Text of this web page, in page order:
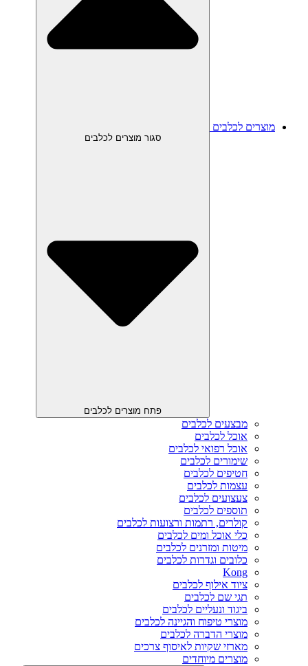
מוצרים לכלבים
סגור מוצרים לכלבים
פתח מוצרים לכלבים
מבצעים לכלבים
אוכל לכלבים
אוכל רפואי לכלבים
שימורים לכלבים
חטיפים לכלבים
עצמות לכלבים
צעצועים לכלבים
תוספים לכלבים
קולרים, רתמות ורצועות לכלבים
כלי אוכל ומים לכלבים
מיטות ומזרנים לכלבים
כלובים וגדרות לכלבים
Kong
ציוד אילוף לכלבים
תגי שם לכלבים
ביגוד ונעליים לכלבים
מוצרי טיפוח והגיינה לכלבים
מוצרי הדברה לכלבים
מארזי שקיות לאיסוף צרכים
מוצרים מיוחדים